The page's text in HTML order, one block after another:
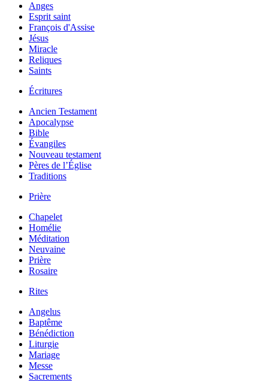
Anges
Esprit saint
François d'Assise
Jésus
Miracle
Reliques
Saints
Écritures
Ancien Testament
Apocalypse
Bible
Évangiles
Nouveau testament
Pères de l’Église
Traditions
Prière
Chapelet
Homélie
Méditation
Neuvaine
Prière
Rosaire
Rites
Angelus
Baptême
Bénédiction
Liturgie
Mariage
Messe
Sacrements